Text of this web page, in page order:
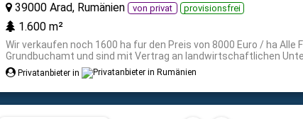
39000 Arad, Rumänien von privat provisionsfrei
1.600 m²
Wir verkaufen noch 1600 ha fur den Preis von 8000 Euro / ha
Grundbuchamt und sind mit Vertrag an landwirtschaftlichen
Privatanbieter in